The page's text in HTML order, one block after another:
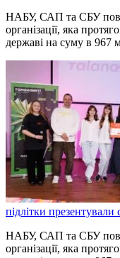
НАБУ, САП та СБУ
організації, яка
державі на суму в 967
підлітки презентували
НАБУ, САП та СБУ
організації, яка